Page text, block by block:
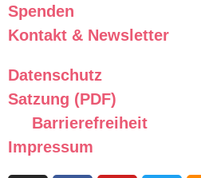
Spenden
Kontakt & Newsletter
Datenschutz
Satzung (PDF)
Barrierefreiheit
Impressum